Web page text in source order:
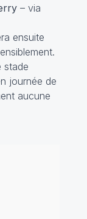
– via
ensuite
stade
journée de
aucune